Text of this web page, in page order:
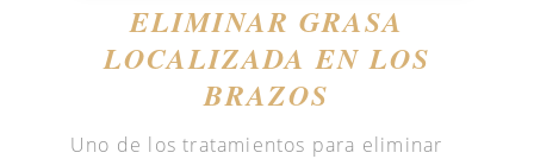
ELIMINAR GRASA
LOCALIZADA EN LOS
BRAZOS
Uno de los tratamientos para eliminar